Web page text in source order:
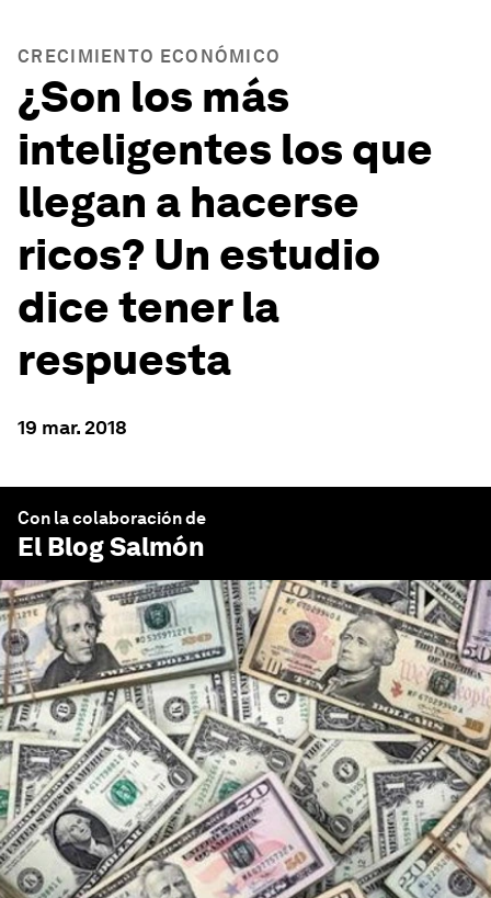
CRECIMIENTO ECONÓMICO
¿Son los más
inteligentes los que
llegan a hacerse
ricos? Un estudio
dice tener la
respuesta
19 mar. 2018
Con la colaboración de
El Blog Salmón